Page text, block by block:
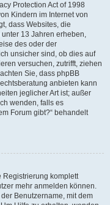
Protection Act of 1998
Kindern im Internet von
dass Websites, die
13 Jahren erheben,
des oder der
unsicher sind, ob dies auf
versuchen, zutrifft, ziehen
Sie, dass phpBB
anbieten kann
jeglicher Art ist; außer
wenden, falls es
Forum gibt?“ behandelt
Registrierung komplett
mehr anmelden können.
Benutzername, mit dem